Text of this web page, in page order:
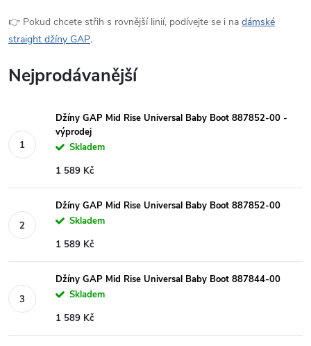
👉 Pokud chcete střih s rovnější linií, podívejte se i na dámské
straight džíny GAP.
Nejprodávanější
Džíny GAP Mid Rise Universal Baby Boot 887852-00 -
výprodej
Skladem
1 589 Kč
Džíny GAP Mid Rise Universal Baby Boot 887852-00
Skladem
1 589 Kč
Džíny GAP Mid Rise Universal Baby Boot 887844-00
Skladem
1 589 Kč